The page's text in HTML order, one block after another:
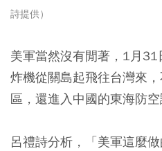
詩提供）
美軍當然沒有閒著，1月
炸機從關島起飛往台灣來
區，還進入中國的東海防空
呂禮詩分析，「美軍這麼